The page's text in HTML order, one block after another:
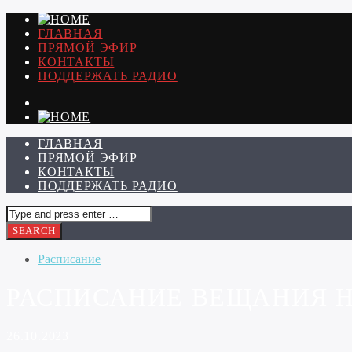
ГЛАВНАЯ
ПРЯМОЙ ЭФИР
КОНТАКТЫ
ПОДДЕРЖАТЬ РАДИО
ГЛАВНАЯ
ПРЯМОЙ ЭФИР
КОНТАКТЫ
ПОДДЕРЖАТЬ РАДИО
Расписание